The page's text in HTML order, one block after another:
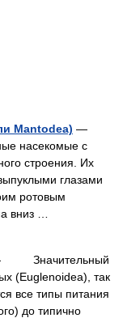
Mantodea) —
насекомые с
строения. Их
глазами
ротовым
вниз …
Значительный
(Euglenoidea), так
все типы питания
до типично